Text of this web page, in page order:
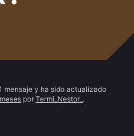
mensaje y ha sido actualizado
por Termi_Nestor_ .